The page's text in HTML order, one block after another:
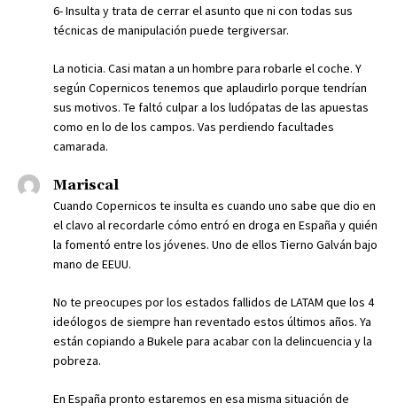
6- Insulta y trata de cerrar el asunto que ni con todas sus
técnicas de manipulación puede tergiversar.
La noticia. Casi matan a un hombre para robarle el coche. Y
según Copernicos tenemos que aplaudirlo porque tendrían
sus motivos. Te faltó culpar a los ludópatas de las apuestas
como en lo de los campos. Vas perdiendo facultades
camarada.
Mariscal
Cuando Copernicos te insulta es cuando uno sabe que dio en
el clavo al recordarle cómo entró en droga en España y quién
la fomentó entre los jóvenes. Uno de ellos Tierno Galván bajo
mano de EEUU.
No te preocupes por los estados fallidos de LATAM que los 4
ideólogos de siempre han reventado estos últimos años. Ya
están copiando a Bukele para acabar con la delincuencia y la
pobreza.
En España pronto estaremos en esa misma situación de